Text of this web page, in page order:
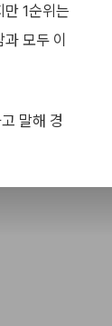
1순위는
모두 이
말해 경